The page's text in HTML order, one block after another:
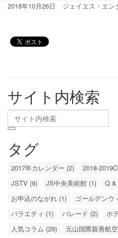
2018年10月26日 ジェイエス・エン
サイト内検索
タグ
2017年カレンダー (2)
2018-
JSTV (9)
JS中央美術館 (1) Q
お申込のながれ (1)
ゴールデンウ
バラエティ (1)
パレード (2) ホ
人気コラム (29)
元山国際親善航